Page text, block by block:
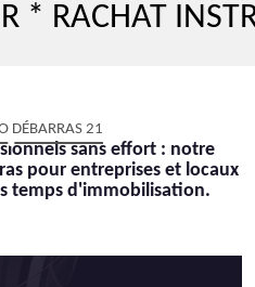
DÉBARRAS 21
sans effort : notre
pour entreprises et locaux
temps d'immobilisation.